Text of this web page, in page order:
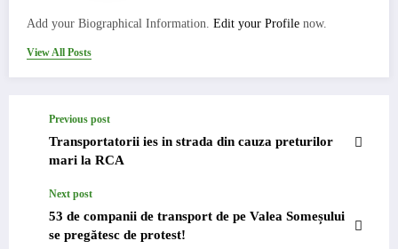
Add your Biographical Information. Edit your Profile now.
View All Posts
Previous post
Transportatorii ies in strada din cauza preturilor
mari la RCA
Next post
53 de companii de transport de pe Valea Someșului
se pregătesc de protest!